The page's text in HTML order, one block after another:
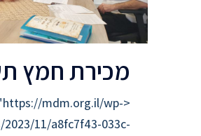
מכירת חמץ
mdm.org.il/wp-
11/a8fc7f43-033c-